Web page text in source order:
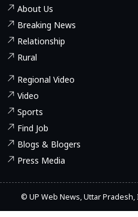
About Us
Breaking News
Relationship
Rural
Regional Video
Video
Sports
Find Job
Blogs & Blogers
Press Media
© UP Web News, Uttar